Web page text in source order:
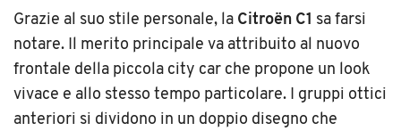
Grazie al suo stile personale, la Citroën C1 sa farsi
notare. Il merito principale va attribuito al nuovo
frontale della piccola city car che propone un look
vivace e allo stesso tempo particolare. I gruppi ottici
anteriori si dividono in un doppio disegno che